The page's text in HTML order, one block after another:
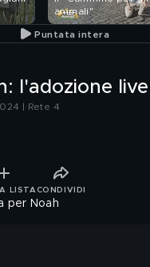
animali"
Puntata intera
l'adozione live
| Rete 4
LISTA CONDIVIDI
per Noah